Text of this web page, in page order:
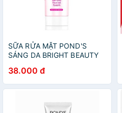
SỮA RỬA MẶT POND'S
SÁNG DA BRIGHT BEAUTY
38.000 đ